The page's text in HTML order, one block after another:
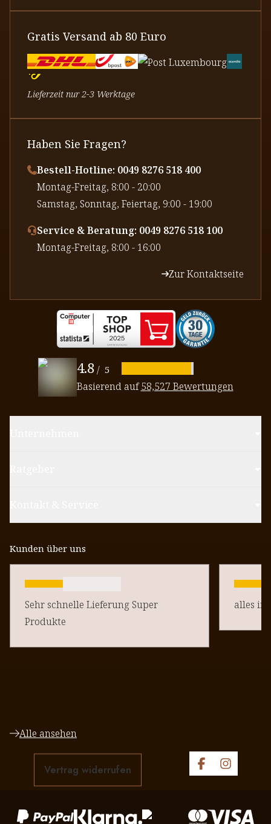
Gratis Versand ab 80 Euro
Lieferzeit nur 2-3 Werktage
Haben Sie Fragen?
Bestell-Hotline: 0049 8276 518 400
⁠Montag-Freitag, 8:00 - 20:00
⁠Samstag, Sonntag, Feiertag, 9:00 - 19:00
Service & Beratung: 0049 8276 518 100
⁠Montag-Freitag, 8:00 - 16:00
Zur Kontaktseite
4.8 / 5
Basierend auf58,527 Bewertungen
Kunden über uns
Sehr schnelle Lieferung Super
Produkte
alles in
Alle ansehen
Vertrag widerrufen